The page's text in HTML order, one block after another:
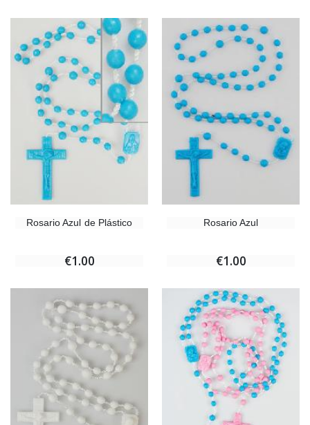
Rosario Azul de Plástico
€1.00
Rosario Azul
€1.00